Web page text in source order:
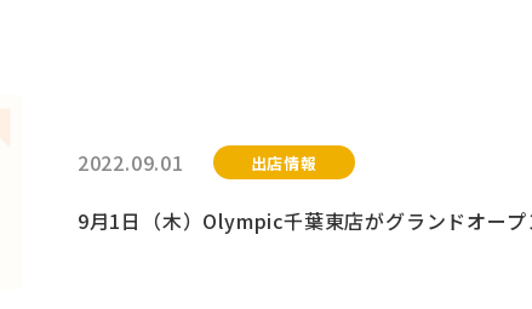
2022.09.01 出店情報
9月1日（木）Olympic千葉東店がグランドオープ